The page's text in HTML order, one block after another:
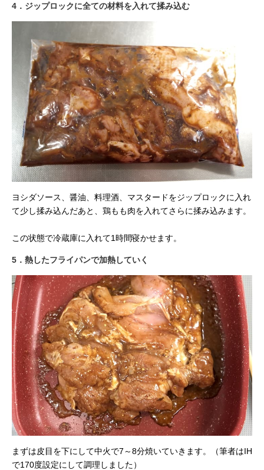
4．ジップロックに全ての材料を入れて揉み込む
ヨシダソース、醤油、料理酒、マスタードをジップロックに入れ
て少し揉み込んだあと、鶏もも肉を入れてさらに揉み込みます。
この状態で冷蔵庫に入れて1時間寝かせます。
5．熱したフライパンで加熱していく
まずは皮目を下にして中火で7～8分焼いていきます。（筆者はIH
で170度設定にして調理しました）